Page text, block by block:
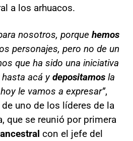
a los arhuacos.
nosotros, porque hemos
personajes, pero no de un
que ha sido una iniciativa
acá ydepositamos la
le vamos a expresar”,
uno de los líderes de la
que se reunió por primera
con el jefe del